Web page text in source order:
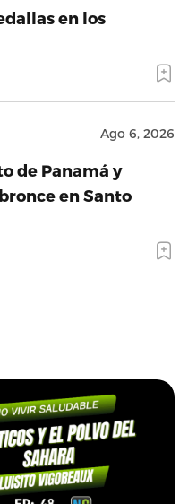
en los
Ago 6, 2026
de Panamá y
en Santo